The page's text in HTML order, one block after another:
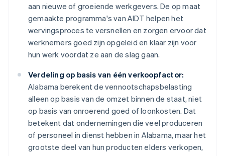
aan nieuwe of groeiende werkgevers. De op maat
gemaakte programma's van AIDT helpen het
wervingsproces te versnellen en zorgen ervoor dat
werknemers goed zijn opgeleid en klaar zijn voor
hun werk voordat ze aan de slag gaan.
Verdeling op basis van één verkoopfactor:
Alabama berekent de vennootschapsbelasting
alleen op basis van de omzet binnen de staat, niet
op basis van onroerend goed of loonkosten. Dat
betekent dat ondernemingen die veel produceren
of personeel in dienst hebben in Alabama, maar het
grootste deel van hun producten elders verkopen,